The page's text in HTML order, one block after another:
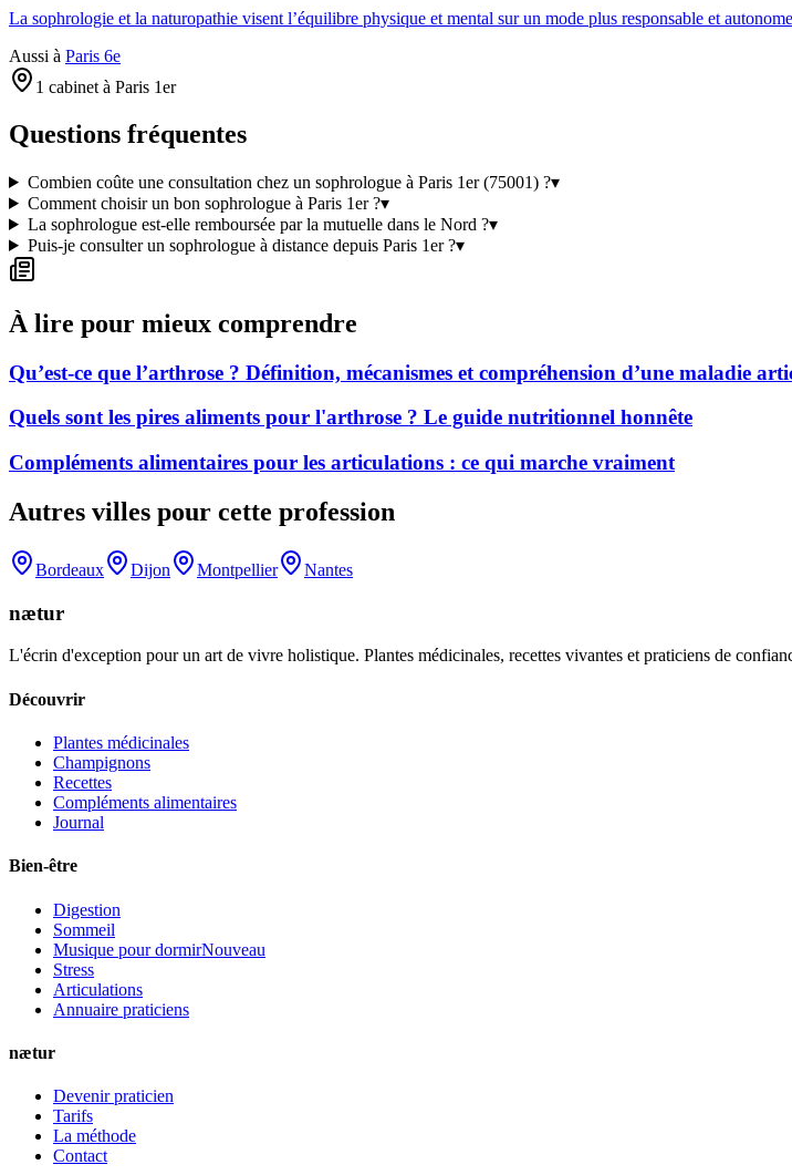
La sophrologie et la naturopathie visent l’équilibre physique et mental sur un mode plus responsable et
Aussi à Paris 6e
1 cabinet à Paris 1er
Questions fréquentes
Combien coûte une consultation chez un sophrologue à Paris 1er (75001) ?▾
Comment choisir un bon sophrologue à Paris 1er ?▾
La sophrologue est-elle remboursée par la mutuelle dans le Nord ?▾
Puis-je consulter un sophrologue à distance depuis Paris 1er ?▾
À lire pour mieux comprendre
Qu’est-ce que l’arthrose ? Définition, mécanismes et compréhension d’une maladie
Quels sont les pires aliments pour l'arthrose ? Le guide nutritionnel honnête
Compléments alimentaires pour les articulations : ce qui marche vraiment
Autres villes pour cette profession
Bordeaux Dijon Montpellier Nantes
nætur
L'écrin d'exception pour un art de vivre holistique. Plantes médicinales, recettes vivantes et praticiens de
Découvrir
Plantes médicinales
Champignons
Recettes
Compléments alimentaires
Journal
Bien-être
Digestion
Sommeil
Musique pour dormirNouveau
Stress
Articulations
Annuaire praticiens
nætur
Devenir praticien
Tarifs
La méthode
Contact